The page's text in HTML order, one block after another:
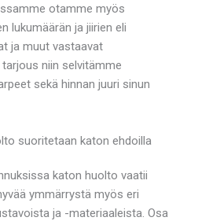
otamme myös
lukumäärän ja jiirien eli
ja muut vastaavat
niin selvitämme
sekä hinnan juuri sinun
suoritetaan katon ehdoilla
katon huolto vaatii
ymmärrystä myös eri
ja -materiaaleista. Osa